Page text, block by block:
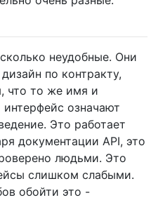
неудобные. Они
по контракту,
что то же имя и
означают
Это работает
документации API, это
людьми. Это
слишком слабыми.
обойти это -